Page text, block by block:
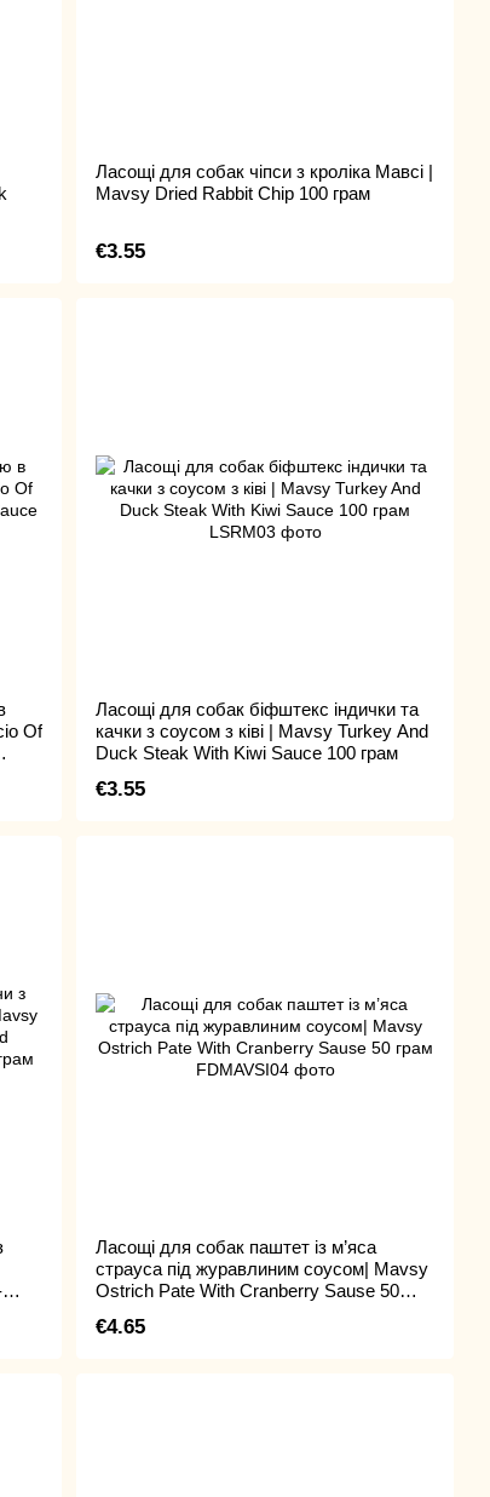
Ласощі для собак чіпси з кроліка Мавсі |
Mavsy Dried Rabbit Chip 100 грам
€3.55
Of
Ласощі для собак біфштекс індички та
качки з соусом з ківі | Mavsy Turkey And
Duck Steak With Kiwi Sauce 100 грам
€3.55
Ласощі для собак паштет із м’яса
страуса під журавлиним соусом| Mavsy
Ostrich Pate With Cranberry Sause 50
€4.65